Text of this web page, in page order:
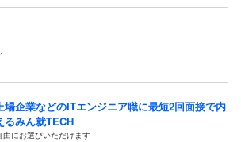
場企業などのITエンジニア職に最短2回面接で内
るみん就TECH
由にお選びいただけます